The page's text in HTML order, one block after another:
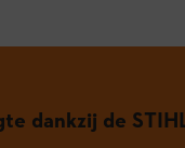
dankzij de